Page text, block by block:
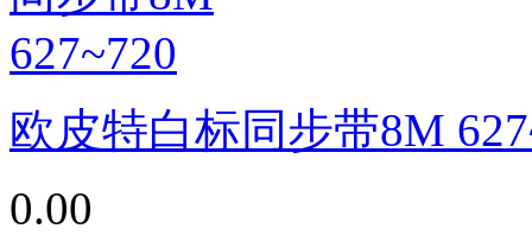
欧皮特白标同步带8M
0.00